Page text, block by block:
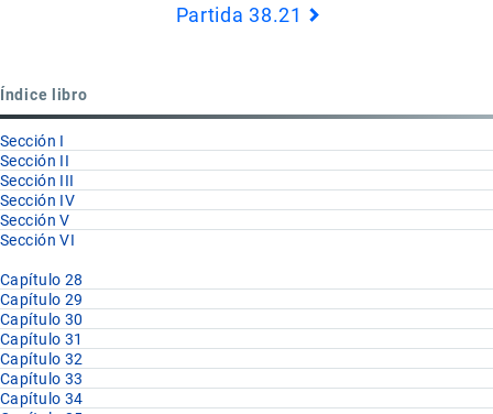
Partida 38.21
Índice libro
Sección I
Sección II
Sección III
Sección IV
Sección V
Sección VI
Capítulo 28
Capítulo 29
Capítulo 30
Capítulo 31
Capítulo 32
Capítulo 33
Capítulo 34